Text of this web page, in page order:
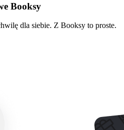
Booksy
dla siebie. Z Booksy to proste.